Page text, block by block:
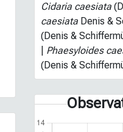
Cidaria caesiata
caesiata Denis &
(Denis &
Phaesyloides
(Denis &